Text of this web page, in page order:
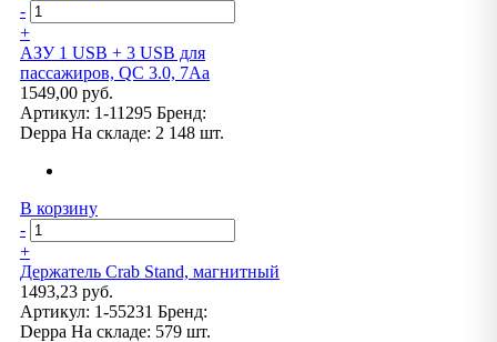
-
+
АЗУ 1 USB + 3 USB для
пассажиров, QC 3.0, 7Аa
1549,00 руб.
Артикул: 1-11295 Бренд:
Deppa На складе: 2 148 шт.
В корзину
-
+
Держатель Crab Stand, магнитный
1493,23 руб.
Артикул: 1-55231 Бренд:
Deppa На складе: 579 шт.